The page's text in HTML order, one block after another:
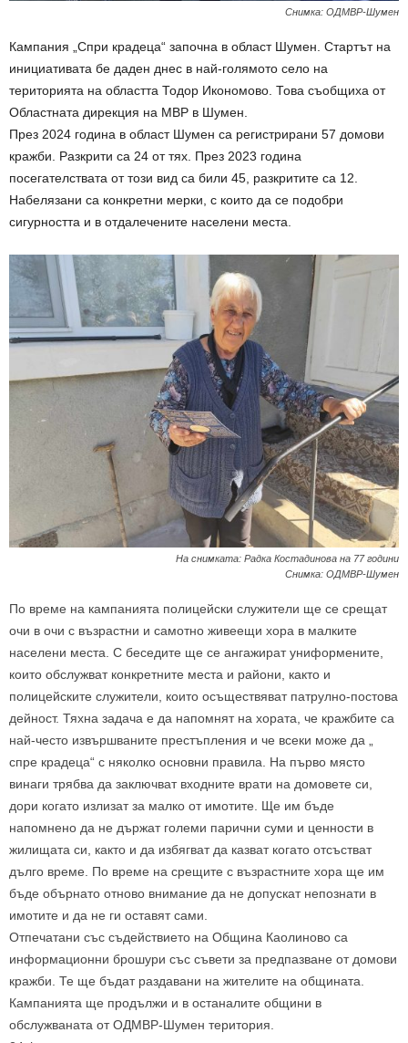
Снимка: ОДМВР-Шумен
Кампания „Спри крадеца“ започна в област Шумен. Стартът на
инициативата бе даден днес в най-голямото село на
територията на областта Тодор Икономово. Това съобщиха от
Областната дирекция на МВР в Шумен.
През 2024 година в област Шумен са регистрирани 57 домови
кражби. Разкрити са 24 от тях. През 2023 година
посегателствата от този вид са били 45, разкритите са 12.
Набелязани са конкретни мерки, с които да се подобри
сигурността и в отдалечените населени места.
На снимката: Радка Костадинова на 77 години
Снимка: ОДМВР-Шумен
По време на кампанията полицейски служители ще се срещат
очи в очи с възрастни и самотно живеещи хора в малките
населени места. С беседите ще се ангажират униформените,
които обслужват конкретните места и райони, както и
полицейските служители, които осъществяват патрулно-постова
дейност. Тяхна задача е да напомнят на хората, че кражбите са
най-често извършваните престъпления и че всеки може да „
спре крадеца“ с няколко основни правила. На първо място
винаги трябва да заключват входните врати на домовете си,
дори когато излизат за малко от имотите. Ще им бъде
напомнено да не държат големи парични суми и ценности в
жилищата си, както и да избягват да казват когато отсъстват
дълго време. По време на срещите с възрастните хора ще им
бъде обърнато отново внимание да не допускат непознати в
имотите и да не ги оставят сами.
Отпечатани със съдействието на Община Каолиново са
информационни брошури със съвети за предпазване от домови
кражби. Те ще бъдат раздавани на жителите на общината.
Кампанията ще продължи и в останалите общини в
обслужваната от ОДМВР-Шумен територия.